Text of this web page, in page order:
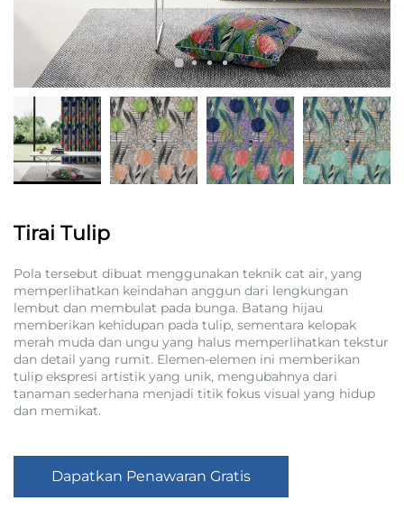
Tirai Tulip
Pola tersebut dibuat menggunakan teknik cat air, yang
memperlihatkan keindahan anggun dari lengkungan
lembut dan membulat pada bunga. Batang hijau
memberikan kehidupan pada tulip, sementara kelopak
merah muda dan ungu yang halus memperlihatkan tekstur
dan detail yang rumit. Elemen-elemen ini memberikan
tulip ekspresi artistik yang unik, mengubahnya dari
tanaman sederhana menjadi titik fokus visual yang hidup
dan memikat.
Dapatkan Penawaran Gratis